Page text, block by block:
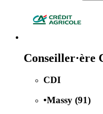
Conseiller·ère
CDI
•Massy (91)